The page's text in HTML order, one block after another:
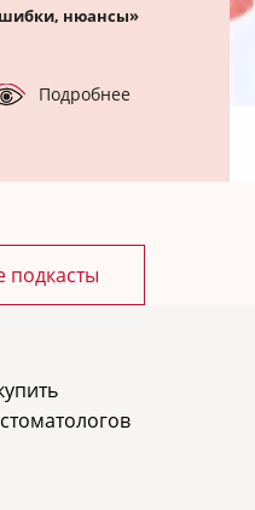
нюансы»
Подробнее
подкасты